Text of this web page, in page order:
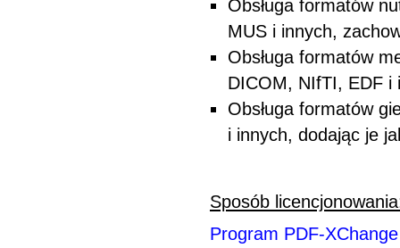
Obsługa formatów
MUS i innych,
Obsługa formatów
DICOM, NIfTI, EDF i
Obsługa formatów
i innych, dodając je
Sposób
Program PDF-